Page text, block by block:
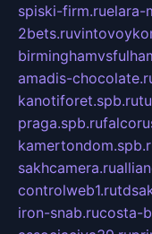
spiski-firm.ruelara-
2bets.ru
amadis-
kanotiforet.spb.ru
praga.spb.ru
sakhcamera.ru
controlweb1.ru
iron-snab.rucosta-